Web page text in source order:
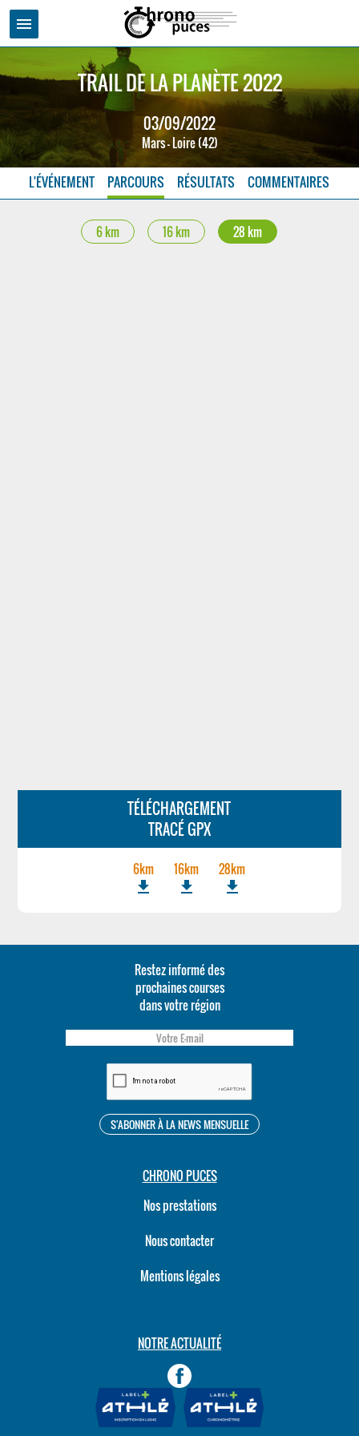
menu
TRAIL DE LA PLANÈTE 2022
03/09/2022
Mars - Loire (42)
L'ÉVÉNEMENT PARCOURS RÉSULTATS COMMENTAIRES
6 km 16 km 28 km
TÉLÉCHARGEMENT
TRACÉ GPX
6km
file_download
16km
file_download
28km
file_download
Restez informé des
prochaines courses
dans votre région
CHRONO PUCES
Nos prestations
Nous contacter
Mentions légales
NOTRE ACTUALITÉ